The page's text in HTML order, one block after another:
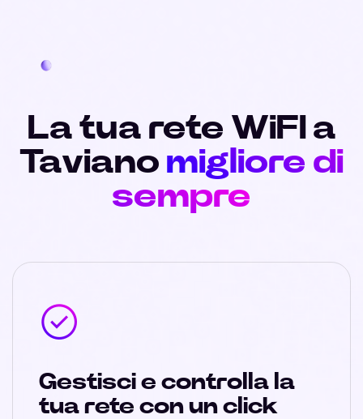
La tua rete WiFI a
Taviano migliore di
sempre
Gestisci e controlla la
tua rete con un click